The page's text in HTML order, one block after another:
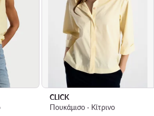
CLICK
Πουκάμισο · Κίτρινο